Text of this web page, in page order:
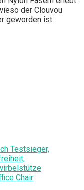
der Clouvou
geworden ist
Testsieger,
Chair